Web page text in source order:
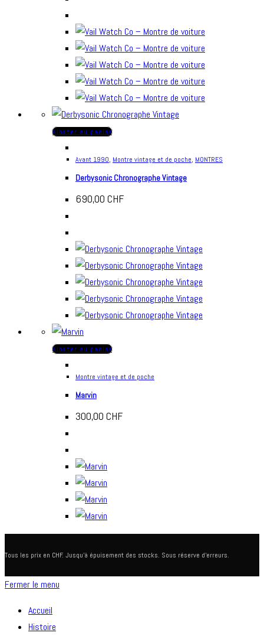
Ajouter au panier
Avant 1990, Montre vintage et de poche, MONTRES
Derbysonic Chronographe Vintage
690,00 CHF
Ajouter au panier
Montre vintage et de poche
Marvin
300,00 CHF
Tous les prix en CHF. Jusqu'à épuisement des stocks. Sous réserve d'erreurs.
Fermer le menu
Accueil
Histoire